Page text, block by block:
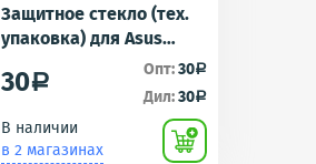
Защитное стекло (тех.
упаковка) для Asus
ZC551KL (ZenFone 3
Laser) (5.5"/1920*1080)
30a Опт:30a
Дил:30a
В наличии
в 2 магазинах